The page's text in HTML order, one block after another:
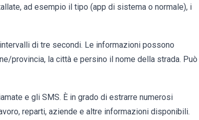
ad esempio il tipo (app di sistema o normale), i
di tre secondi. Le informazioni possono
provincia, la città e persino il nome della strada. Può
e gli SMS. È in grado di estrarre numerosi
reparti, aziende e altre informazioni disponibili.